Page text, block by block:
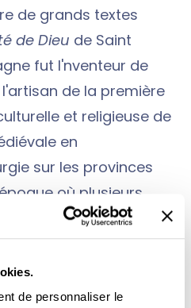
de personnaliser le
de grands textes
de Dieu de Saint
fut l'nventeur de
de la première
et religieuse de
en
sur les provinces
où plusieurs
d’hommes ont ainsi
de la nation
et compositeur et